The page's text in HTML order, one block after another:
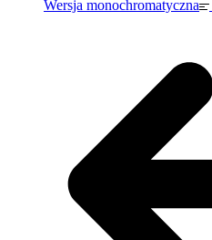
Wersja monochromatyczna